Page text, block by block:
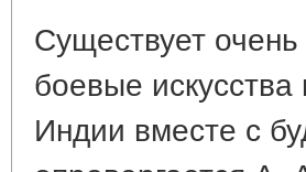
Существует
боевые
Индии вместе с